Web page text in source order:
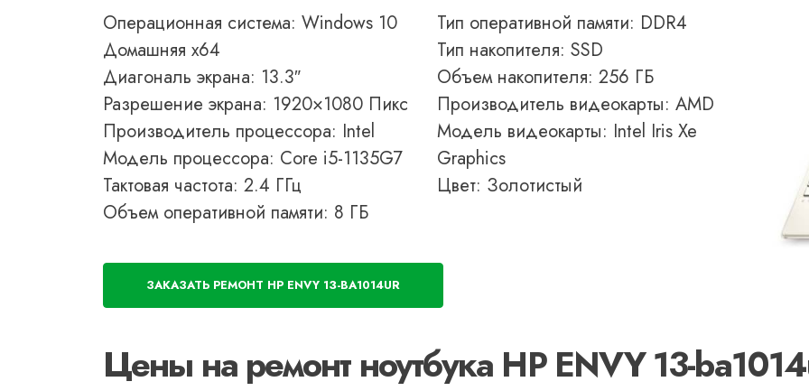
Операционная система: Windows 10
Домашняя x64
Диагональ экрана: 13.3″
Разрешение экрана: 1920×1080 Пикс
Производитель процессора: Intel
Модель процессора: Core i5-1135G7
Тактовая частота: 2.4 ГГц
Объем оперативной памяти: 8 ГБ
Тип оперативной памяти: DDR4
Тип накопителя: SSD
Объем накопителя: 256 ГБ
Производитель видеокарты: AMD
Модель видеокарты: Intel Iris Xe
Graphics
Цвет: Золотистый
ЗАКАЗАТЬ РЕМОНТ HP ENVY 13-BA1014UR
Цены на ремонт ноутбука HP ENVY 13-